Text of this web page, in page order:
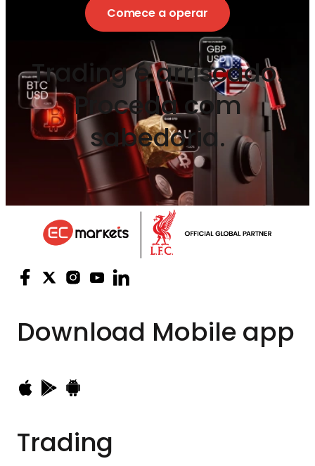
Comece a operar
Trading é arriscado.
Proceda com
sabedoria.
Download Mobile app
Trading